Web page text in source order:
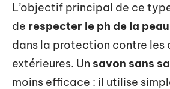
L’objectif principal de ce
de respecter le ph de la peau
dans la protection contre les
extérieures. Un savon sans
moins efficace : il utilise